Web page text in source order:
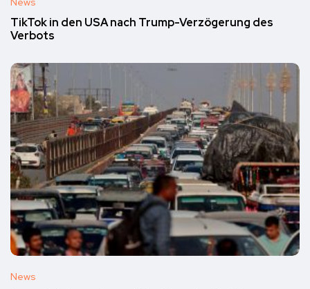
TikTok in den USA nach Trump-Verzögerung des
Verbots
News